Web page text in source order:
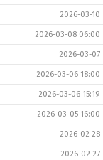
2026-03-10
2026-03-08 06:00
2026-03-07
2026-03-06 18:00
2026-03-06 15:19
2026-03-05 16:00
2026-02-28
2026-02-27